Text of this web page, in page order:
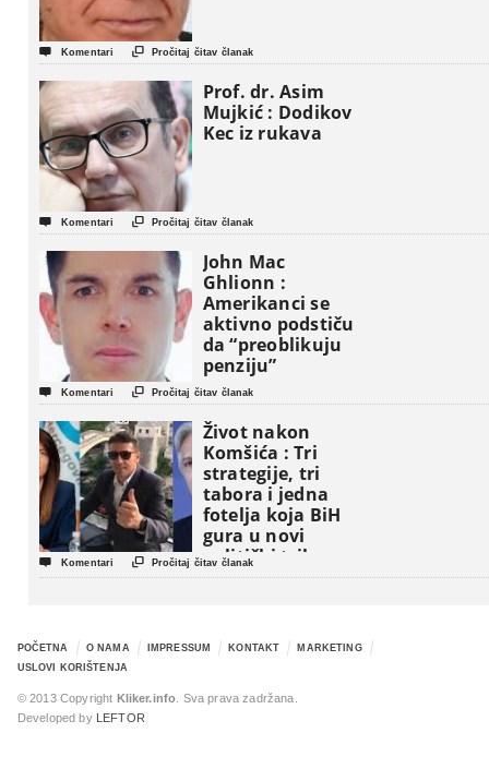
 Komentari  Pročitaj čitav članak
Prof. dr. Asim
Mujkić : Dodikov
Kec iz rukava
 Komentari  Pročitaj čitav članak
John Mac
Ghlionn :
Amerikanci se
aktivno podstiču
da “preoblikuju
penziju”
 Komentari  Pročitaj čitav članak
Život nakon
Komšića : Tri
strategije, tri
tabora i jedna
fotelja koja BiH
gura u novi
politički triler
 Komentari  Pročitaj čitav članak
POČETNA O NAMA IMPRESSUM KONTAKT
MARKETING
USLOVI KORIŠTENJA
© 2013 Copyright Kliker.info . Sva prava zadržana.
Developed by
LEFTOR